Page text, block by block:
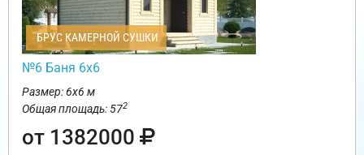
БРУС КАМЕРНОЙ СУШКИ
№6 Баня 6х6
Размер: 6х6 м
Общая площадь: 572
от 1382000